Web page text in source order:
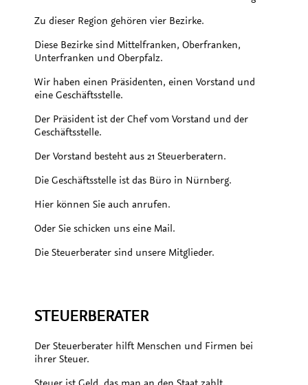
Zu dieser Region gehören vier Bezirke.
Diese Bezirke sind Mittelfranken, Oberfranken,
Unterfranken und Oberpfalz.
Wir haben einen Präsidenten, einen Vorstand und
eine Geschäftsstelle.
Der Präsident ist der Chef vom Vorstand und der
Geschäftsstelle.
Der Vorstand besteht aus 21 Steuerberatern.
Die Geschäftsstelle ist das Büro in Nürnberg.
Hier können Sie auch anrufen.
Oder Sie schicken uns eine Mail.
Die Steuerberater sind unsere Mitglieder.
STEUERBERATER
Der Steuerberater hilft Menschen und Firmen bei
ihrer Steuer.